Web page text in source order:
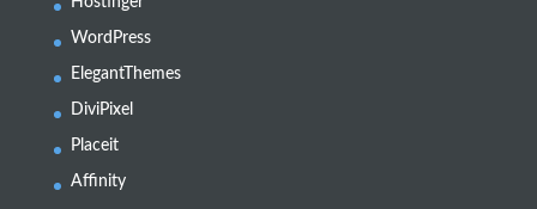
WordPress
ElegantThemes
DiviPixel
Placeit
Affinity